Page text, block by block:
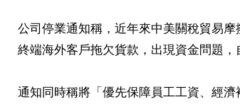
公司停業通知稱，近年來中美關稅貿易
終端海外客戶拖欠貨款，出現資金問題，
通知同時稱將「優先保障員工工資、經